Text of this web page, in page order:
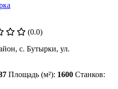
(0.0)
с. Бутырки, ул.
Площадь (м²): 1600 Станков: